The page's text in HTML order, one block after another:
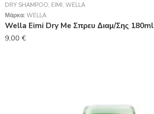
DRY SHAMPOO, EIMI, WELLA
Μάρκα: WELLA
Wella Eimi Dry Me Σπρευ Διαμ/Σης 180ml
9,00 €